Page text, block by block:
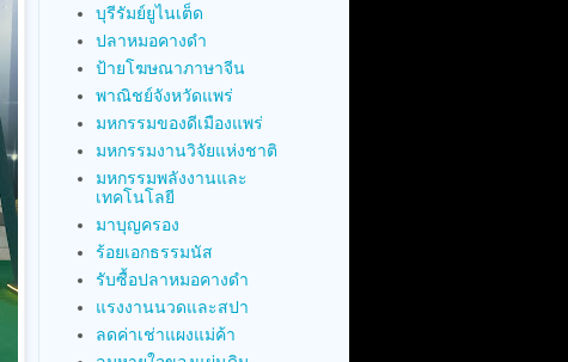
บุรีรัมย์ยูไนเต็ด
ปลาหมอคางดำ
ป้ายโฆษณาภาษาจีน
พาณิชย์จังหวัดแพร่
มหกรรมของดีเมืองแพร่
มหกรรมงานวิจัยแห่งชาติ
มหกรรมพลังงานและ
เทคโนโลยี
มาบุญครอง
ร้อยเอกธรรมนัส
รับซื้อปลาหมอคางดำ
แรงงานนวดและสปา
ลดค่าเช่าแผงแม่ค้า